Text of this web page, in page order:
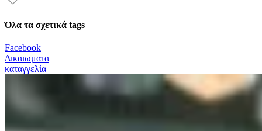
Όλα τα σχετικά tags
Facebook
Δικαιωματα
καταγγελία